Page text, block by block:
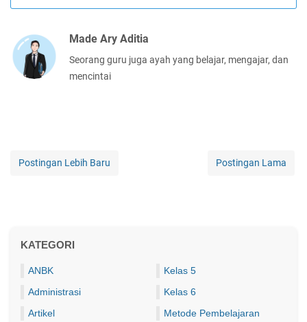
Made Ary Aditia
Seorang guru juga ayah yang belajar, mengajar, dan
mencintai
Postingan Lebih Baru Postingan Lama
KATEGORI
ANBK
Administrasi
Artikel
Kelas 5
Kelas 6
Metode Pembelajaran